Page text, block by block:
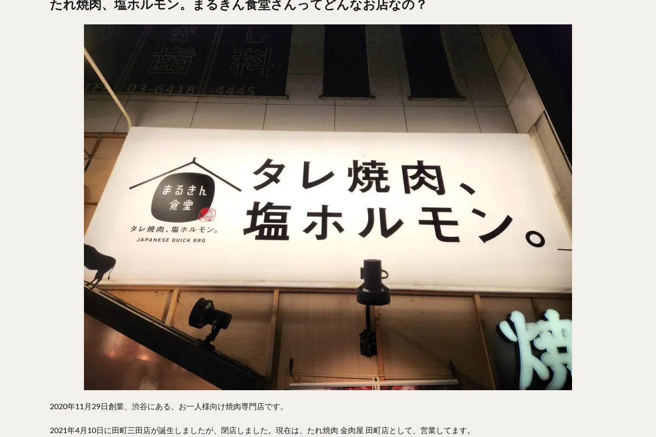
たれ焼肉、塩ホルモン。まるきん食堂さんってどんなお店なの？
2020年11月29日創業、渋谷にある、お一人様向け焼肉専門店です。
2021年4月10日に田町三田店が誕生しましたが、閉店しました。現在は、たれ焼肉 金肉屋 田町店として、営業してます。